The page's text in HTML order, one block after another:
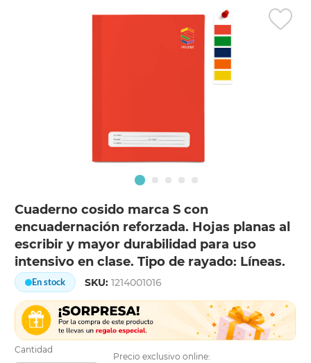
Cuaderno cosido marca S con
encuadernación reforzada. Hojas planas al
escribir y mayor durabilidad para uso
intensivo en clase. Tipo de rayado: Líneas.
En stock SKU:1214001016
Cantidad
Precio exclusivo online: